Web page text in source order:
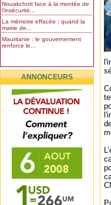
Nouakchott face à la montée de
l’insécurité...
La mémoire effacée : quand la
mairie de...
Mauritanie : le gouvernement
renforce le...
ANNONCEURS